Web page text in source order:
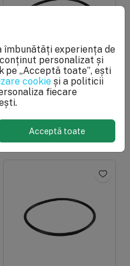
Stoc epuizat
Garnitura BIG BLUE
pentru etansare
20,34 lei
îmbunătăți experiența de
personalizat și
pe „Acceptă toate”, ești
cookie și a politicii
fiecare
Acceptă toate